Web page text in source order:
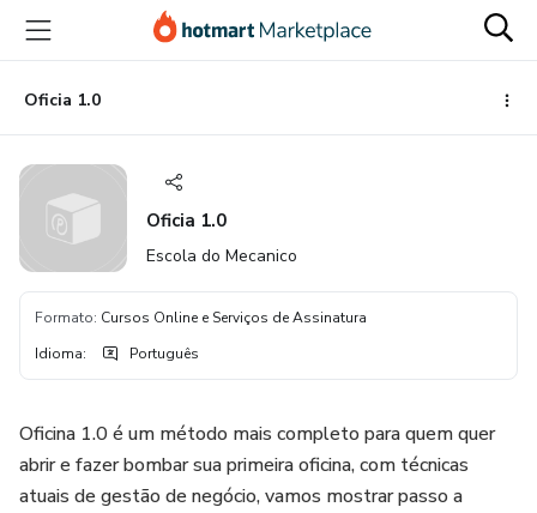
para
conteúdo
principal
para
pagamento
para
rodapé
Oficia 1.0
Oficia 1.0
Escola do Mecanico
Formato: Cursos Online e Serviços de Assinatura
Idioma: Português
Oficina 1.0 é um método mais completo para quem quer
abrir e fazer bombar sua primeira oficina, com técnicas
atuais de gestão de negócio, vamos mostrar passo a